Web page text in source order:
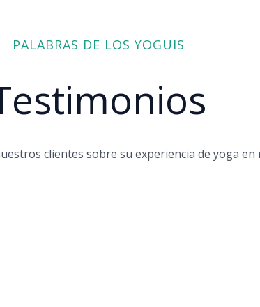
PALABRAS DE LOS YOGUIS
clientes sobre su experiencia de yoga en